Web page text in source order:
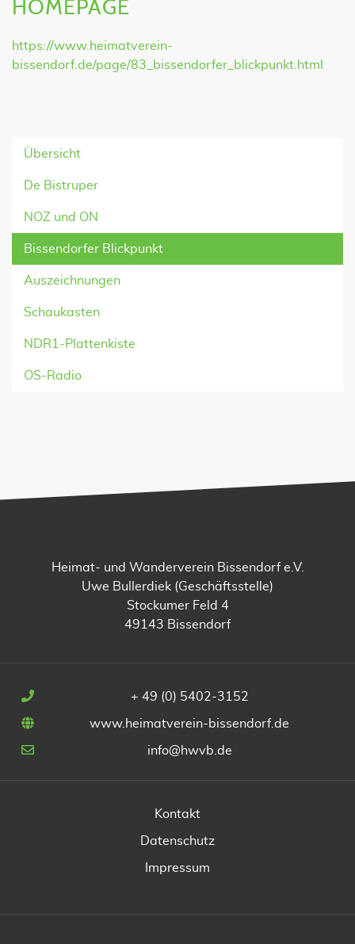
HOMEPAGE
https://www.heimatverein-
bissendorf.de/page/83_bissendorfer_blickpunkt.html
Übersicht
De Bistruper
NOZ und ON
Bissendorfer Blickpunkt
Auszeichnungen
Schaukasten
NDR1-Plattenkiste
OS-Radio
Heimat- und Wanderverein Bissendorf e.V.
Uwe Bullerdiek (Geschäftsstelle)
Stockumer Feld 4
49143 Bissendorf
+ 49 (0) 5402-3152
www.heimatverein-bissendorf.de
info@hwvb.de
Kontakt
Datenschutz
Impressum